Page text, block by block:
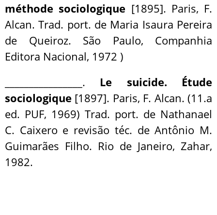
méthode sociologique [1895]. Paris, F.
Alcan. Trad. port. de Maria Isaura Pereira
de Queiroz. São Paulo, Companhia
Editora Nacional, 1972 )
________________. Le suicide. Étude
sociologique [1897]. Paris, F. Alcan. (11.a
ed. PUF, 1969) Trad. port. de Nathanael
C. Caixero e revisão téc. de Antônio M.
Guimarães Filho. Rio de Janeiro, Zahar,
1982.